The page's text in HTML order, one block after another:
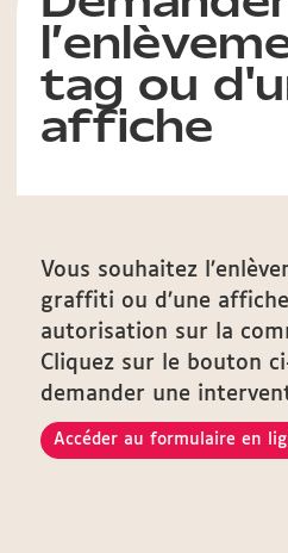
tag ou
affiche
Vous souhaitez
graffiti ou d’une
autorisation sur la
Cliquez sur le bouton
demander une
Accéder au formulaire en